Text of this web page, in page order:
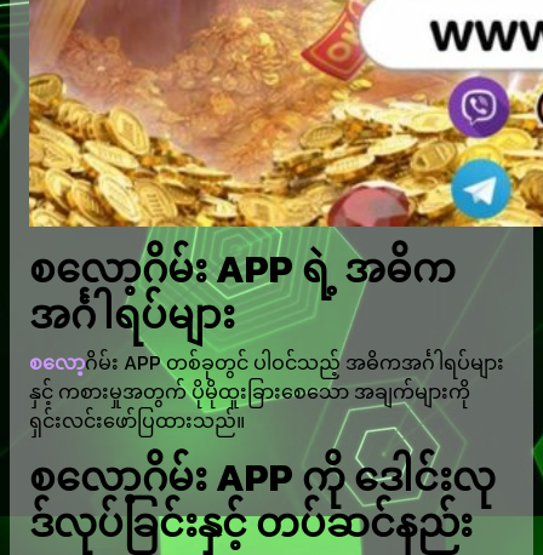
စလော့ဂိမ်း APP ရဲ့ အဓိက
အင်္ဂါရပ်များ
စလော့ဂိမ်း APP တစ်ခုတွင် ပါဝင်သည့် အဓိကအင်္ဂါရပ်များ
နှင့် ကစားမှုအတွက် ပိုမိုထူးခြားစေသော အချက်များကို
ရှင်းလင်းဖော်ပြထားသည်။
စလော့ဂိမ်း APP ကို ဒေါင်းလု
ဒ်လုပ်ခြင်းနှင့် တပ်ဆင်နည်း